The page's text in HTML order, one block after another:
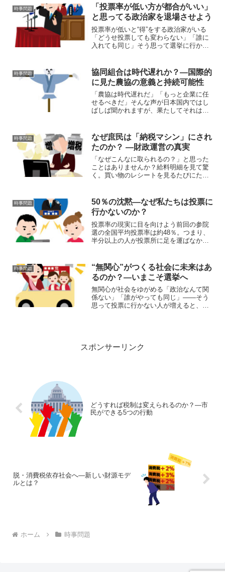
新たな段階へと移行していきます。その
転換点となったのが、一九...
時事問題
「投票率が低い方が都合がいい」
と思ってる政治家を退場させよう
投票率が低いと“得”をする政治家がいる
「どうせ投票しても変わらない」「誰に
入れても同じ」そう思って選挙に行かな
が有利な立場にいる議員です。彼らは、
すでに“組織票”と...
時事問題
協同組合は時代遅れか？—国際的
に見た農協の意義と持続可能性
「農協は時代遅れだ」「もっと企業に任
せるべきだ」そんな声が日本国内ではし
ばしば聞かれますが、果たしてそれは本
ます。とくに農業分野では、小規模農家
の自立や持続可能な生産を...
時事問題
なぜ庶民は「納税マシン」にされ
たのか？ —財政運営の真実
「なぜこんなに取られるの？」と思った
ことはありませんか？給料明細を見て驚
く。買い物のレシートを見るたびにため
か？」「こんなに払ってるのに、暮らし
は楽にならない…」そんな疑問を...
時事問題
50％の沈黙―なぜ私たちは投票に
行かないのか？
投票率の現実に目を向けよう前回の参院
選の全国平均投票率は約48％。つまり、
半分以上の人が投票所に足を運ばなかっ
でしょうか？投票しないことは、意思表
示を放棄することです...
時事問題
“無関心”がつくる社会に未来はあ
るのか？—いまこそ選挙へ
無関心が社会をゆがめる「政治なんて関
係ない」「誰がやっても同じ」――そう
思って投票に行かない人が増えると、ど
スポンサーリンク
どうすれば税制は変えられるのか？—市
民ができる5つの行動
脱・消費税依存社会へ—新しい財源モデ
ルとは？
ホーム 時事問題